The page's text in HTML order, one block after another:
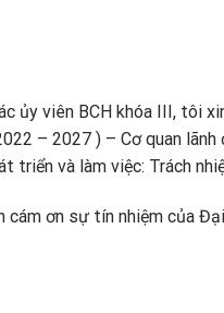
ủy viên BCH khóa III, tôi
– 2027 ) – Cơ quan
triển và làm việc: Trách
cám ơn sự tín nhiệm của